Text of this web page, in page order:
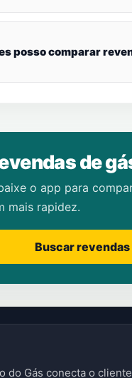
posso comparar
de
o app para
mais rapidez.
Buscar revendas
do Gás conecta o